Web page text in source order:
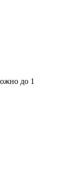
до 1